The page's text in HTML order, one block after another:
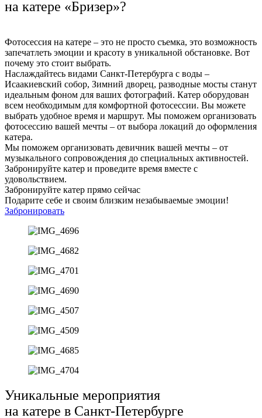
на катере «Бризер»?
Фотосессия на катере – это не просто съемка, это возможность
запечатлеть эмоции и красоту в уникальной обстановке. Вот
почему это стоит выбрать.
Наслаждайтесь видами Санкт-Петербурга с воды –
Исаакиевский собор, Зимний дворец, разводные мосты станут
идеальным фоном для ваших фотографий. Катер оборудован
всем необходимым для комфортной фотосессии. Вы можете
выбрать удобное время и маршрут. Мы поможем организовать
фотосессию вашей мечты – от выбора локаций до оформления
катера.
Мы поможем организовать девичник вашей мечты – от
музыкального сопровождения до специальных активностей.
Забронируйте катер и проведите время вместе с
удовольствием.
Забронируйте катер прямо сейчас
Подарите себе и своим близким незабываемые эмоции!
Забронировать
Уникальные мероприятия
на катере в Санкт-Петербурге